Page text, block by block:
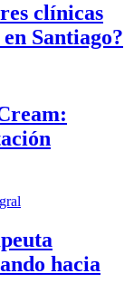
clínicas
Santiago?
hacia